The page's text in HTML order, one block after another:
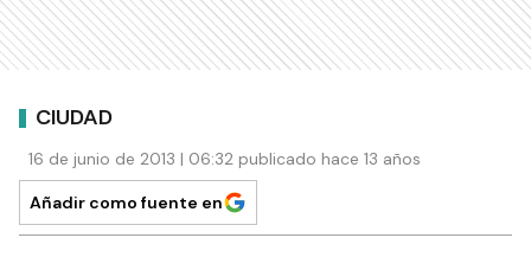
CIUDAD
16 de junio de 2013 | 06:32 publicado hace 13 años
Añadir como fuente en